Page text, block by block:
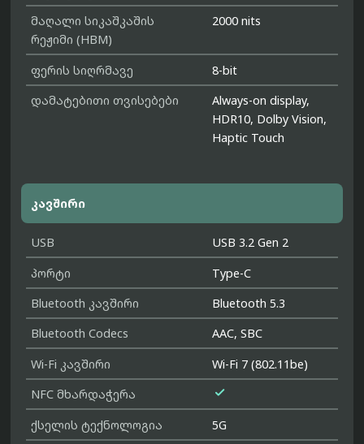
მაღალი სიკაშკაშის
რეჟიმი (HBM)
2000 nits
ფერის სიღრმავე
8-bit
დამატებითი თვისებები
Always-on display,
HDR10, Dolby Vision,
Haptic Touch
კავშირი
USB
USB 3.2 Gen 2
პორტი
Type-C
Bluetooth კავშირი
Bluetooth 5.3
Bluetooth Codecs
AAC, SBC
Wi-Fi კავშირი
Wi-Fi 7 (802.11be)
NFC მხარდაჭერა

ქსელის ტექნოლოგია 5G